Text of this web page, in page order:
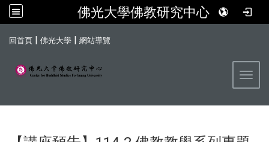
佛光大學佛教研究中心
回首頁 | 佛光大學 | 網站導覽